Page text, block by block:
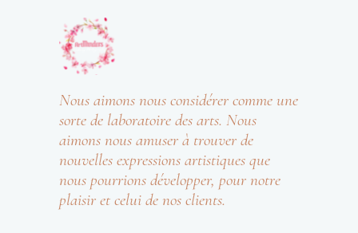
Nous aimons nous considérer comme une
sorte de laboratoire des arts. Nous
aimons nous amuser à trouver de
nouvelles expressions artistiques que
nous pourrions développer, pour notre
plaisir et celui de nos clients.